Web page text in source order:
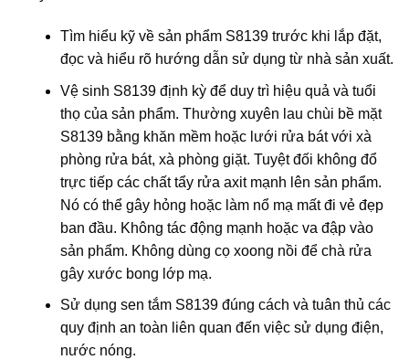
Tìm hiểu kỹ về sản phẩm S8139 trước khi lắp đặt,
đọc và hiểu rõ hướng dẫn sử dụng từ nhà sản xuất.
Vệ sinh S8139 định kỳ để duy trì hiệu quả và tuổi
thọ của sản phẩm. Thường xuyên lau chùi bề mặt
S8139 bằng khăn mềm hoặc lưới rửa bát với xà
phòng rửa bát, xà phòng giặt. Tuyệt đối không đổ
trực tiếp các chất tẩy rửa axit mạnh lên sản phẩm.
Nó có thể gây hỏng hoặc làm nổ mạ mất đi vẻ đẹp
ban đầu. Không tác động mạnh hoặc va đập vào
sản phẩm. Không dùng cọ xoong nồi để chà rửa
gây xước bong lớp mạ.
Sử dụng sen tắm S8139 đúng cách và tuân thủ các
quy định an toàn liên quan đến việc sử dụng điện,
nước nóng.